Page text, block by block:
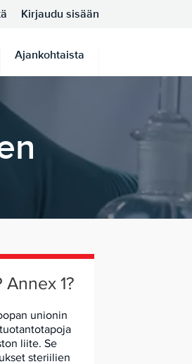
Kirjaudu sisään
Ajankohtaista
Annex 1?
unionin
liite. Se
steriilien